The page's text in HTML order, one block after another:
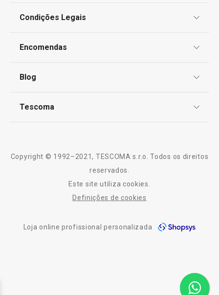
Condições Legais
Livro de Reclamações
Encomendas
Perguntas Frequentes
Blog
Tescoma
Copyright © 1992–2021, TESCOMA s.r.o. Todos os direitos
reservados.
Este site utiliza cookies.
Definições de cookies
Loja online profissional personalizada